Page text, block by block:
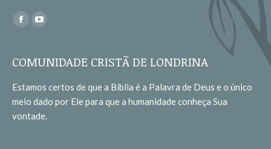
Encontre-nos em:
Facebook
opens
new
window
YouTube
opens
new
window
COMUNIDADE CRISTÃ DE LONDRINA
Estamos certos de que a Bíblia é a Palavra de Deus e o único
meio dado por Ele para que a humanidade conheça Sua
vontade.